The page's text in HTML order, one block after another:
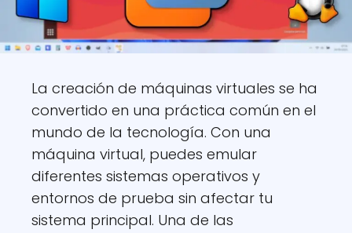
La creación de máquinas virtuales se ha
convertido en una práctica común en el
mundo de la tecnología. Con una
máquina virtual, puedes emular
diferentes sistemas operativos y
entornos de prueba sin afectar tu
sistema principal. Una de las